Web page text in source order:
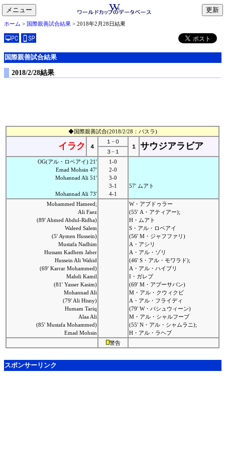
メニュー
toggle
navigation
ホーム > 国際親善試合結果 > 2018年2月28日結果
国際親善試合結果
2018/2/28結果
◆国際親善試合(2018/2/28：バスラ)
イラク ４
１−０
１
サウジアラビア
３−１
OG(アル・ロベアイ) 21'
Emad Mohsin 47'
Mohannad Ali 51'
Mohannad Ali 73'
1-0
2-0
3-0
3-1
4-1
57' ムアト
Mohammed Hameed;
Ali Faez
(89' Ahmed Abdul-Ridha)
Waleed Salem
(5' Aymen Hussein)
Mustafa Nadhim
Hussam Kadhem Jaber
Hussein Ali Wahid
(69' Karrar Mohammed)
Mahdi Kamil
(81' Yasser Kasim)
Mohannad Ali
(79' Ali Hisny)
Humam Tariq
Alaa Ali
(85' Mustafa Mohammed)
Emad Mohsin
W・アブドゥラー
(55' A・アティアー);
H・ムアト
S・アル・ロベアイ
(56' M・ジャフファリ)
A・アシリ
A・アル・ゾリ
(46' S・アル・モワラド);
A・アル・ハイブリ
I・ガレブ
(69' M・アブーサバン)
M・アル・クウィクビ
A・アル・フライディ
(79' W・バシュウィーン)
M・アル・シャルフーブ
(55' N・アル・シャムラニ);
H・アル・ラヘブ
警告
スポンサーリンク